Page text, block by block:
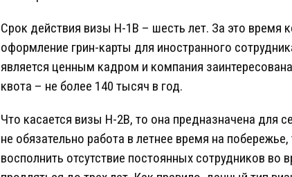
Срок действия визы H-1B – шесть лет. За это время
оформление грин-карты для иностранного
является ценным кадром и компания
квота – не более 140 тысяч в год.
Что касается визы H-2B, то она предназначена
не обязательно работа в летнее время на
восполнить отсутствие постоянных сотрудников во